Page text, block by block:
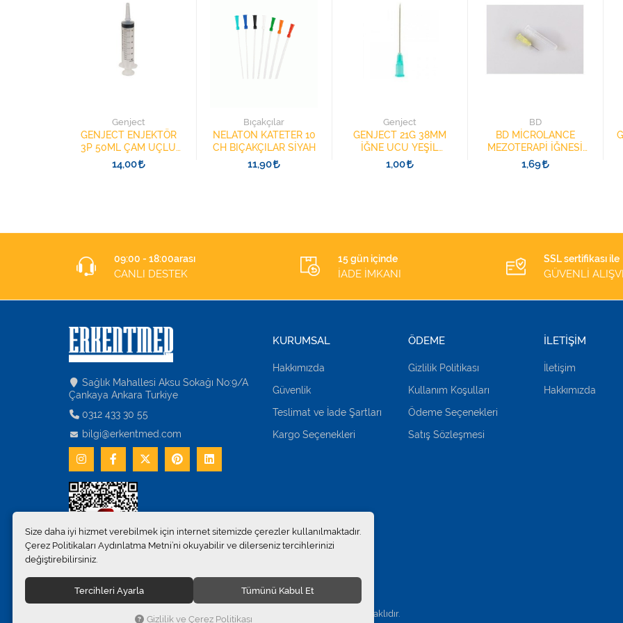
Genject
GENJECT ENJEKTÖR
3P 50ML ÇAM UÇLU
BESLENME ŞIRINGASI
1852412 KATATER
14,00
Bıçakçılar
NELATON KATETER 10
CH BIÇAKÇILAR SİYAH
11,90
Genject
GENJECT 21G 38MM
İĞNE UCU YEŞİL
21382501 ŞIRINGA
İĞNESİ
1,00
BD
BD MİCROLANCE
MEZOTERAPİ İĞNESİ
30G 13MM 304000
SARI 1 ADET
1,69
09:00 - 18:00arası
CANLI DESTEK
15 gün içinde
İADE İMKANI
SSL sertifikası ile
GÜVENLİ
Sağlık Mahallesi Aksu Sokağı No:9/A
Çankaya Ankara Turkiye
0312 433 30 55
bilgi@erkentmed.com
KURUMSAL
Hakkımızda
Güvenlik
Teslimat ve İade Şartları
Kargo Seçenekleri
ÖDEME
Gizlilik Politikası
Kullanım Koşulları
Ödeme Seçenekleri
Satış Sözleşmesi
İLETİŞİM
İletişim
Hakkımızda
Erkent Sağlık Ürünleri Pazarlama San.ve Tic. Ltd.Şti. . Tüm hakları saklıdır.
Size daha iyi hizmet verebilmek için internet sitemizde çerezler kullanılmaktadır.
Çerez Politikaları Aydınlatma Metni’ni okuyabilir ve dilerseniz tercihlerinizi
değiştirebilirsiniz.
Tercihleri Ayarla Tümünü Kabul Et
Gizlilik ve Çerez Politikası